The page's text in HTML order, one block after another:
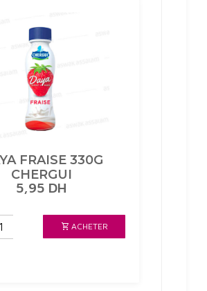
FRAISE 330G
CHERGUI
5,95 DH
ACHETER